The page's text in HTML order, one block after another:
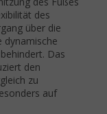
des
über die
dynamische
Das
den
zu
auf